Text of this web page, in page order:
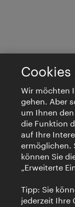
Wir möchten
gehen. Aber
um Ihnen
die Funktion
auf Ihre
ermöglichen.
können Sie
„Erweiterte
Tipp: Sie
jederzeit Ihre